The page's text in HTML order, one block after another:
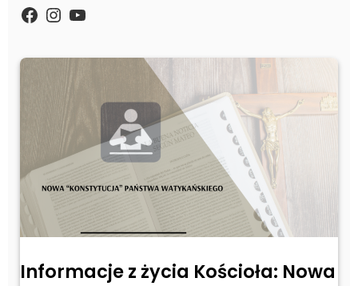
https://www.facebook.com/
Instagram
YouTube
Informacje z życia Kościoła: Nowa